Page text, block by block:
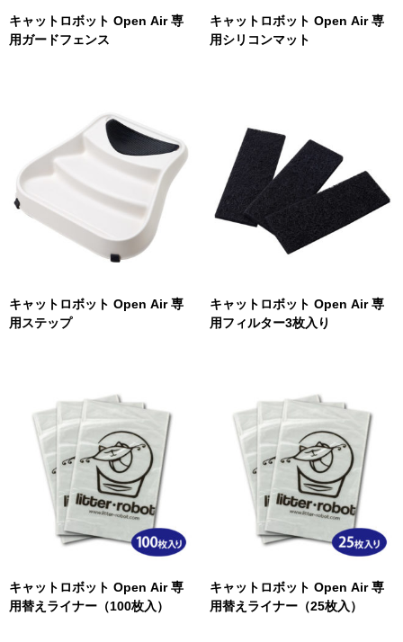
キャットロボット Open Air 専
用ガードフェンス
キャットロボット Open Air 専
用シリコンマット
キャットロボット Open Air 専
用ステップ
キャットロボット Open Air 専
用フィルター3枚入り
キャットロボット Open Air 専
用替えライナー（100枚入）
キャットロボット Open Air 専
用替えライナー（25枚入）